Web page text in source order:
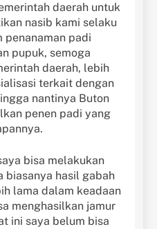
daerah untuk
nasib kami selaku
penanaman padi
pupuk, semoga
daerah, lebih
terkait dengan
nantinya Buton
penen padi yang
bisa melakukan
biasanya hasil gabah
lama dalam keadaan
menghasilkan jamur
ini saya belum bisa